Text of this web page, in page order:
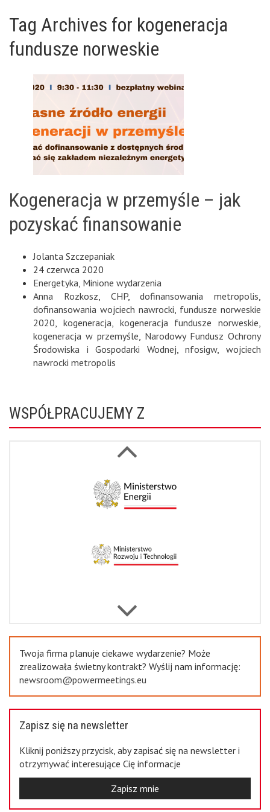
Tag Archives for kogeneracja
fundusze norweskie
Kogeneracja w przemyśle – jak
pozyskać finansowanie
Jolanta Szczepaniak
24 czerwca 2020
Energetyka Minione wydarzenia
Anna Rozkosz
CHP,dofinansowania metropolis
dofinansowania wojciech nawrocki fundusze norweskie
2020
kogeneracja kogeneracja fundusze norweskie
kogeneracja w przemyśle Narodowy Fundusz Ochrony
Środowiska i Gospodarki Wodnej ,nfosigw,wojciech
nawrocki metropolis
WSPÓŁPRACUJEMY Z
Twoja firma planuje ciekawe wydarzenie? Może
zrealizowała świetny kontrakt? Wyślij nam informację:
newsroom@powermeetings.eu
Zapisz się na newsletter
Kliknij poniższy przycisk, aby zapisać się na newsletter i
otrzymywać interesujące Cię informacje
Zapisz mnie